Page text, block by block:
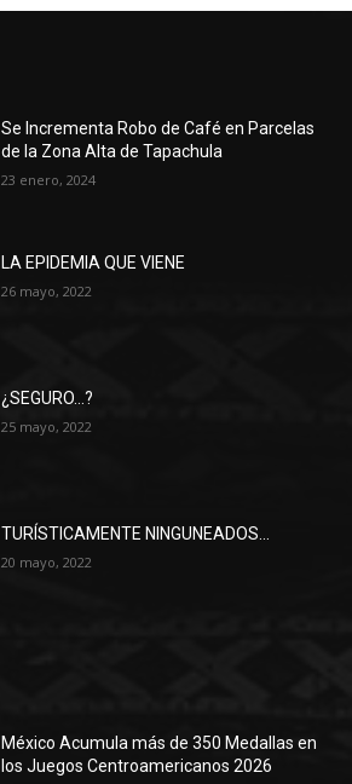
Se Incrementa Robo de Café en Parcelas
de la Zona Alta de Tapachula
23 enero, 2024
LA EPIDEMIA QUE VIENE
26 mayo, 2022
¿SEGURO…?
25 mayo, 2022
TURÍSTICAMENTE NINGUNEADOS…
20 mayo, 2022
México Acumula más de 350 Medallas en
los Juegos Centroamericanos 2026